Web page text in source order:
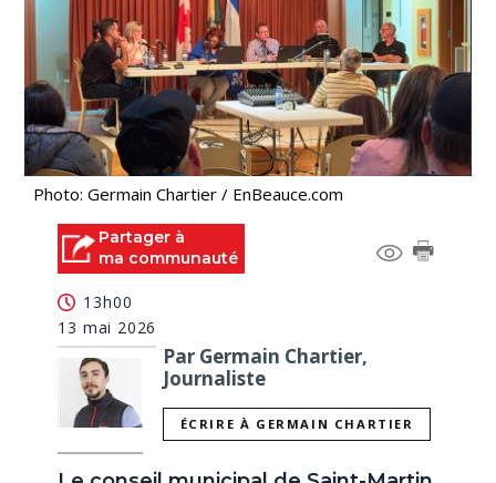
Photo: Germain Chartier / EnBeauce.com
Partager à
ma communauté
13h00
13 mai 2026
Par Germain Chartier,
Journaliste
ÉCRIRE À GERMAIN CHARTIER